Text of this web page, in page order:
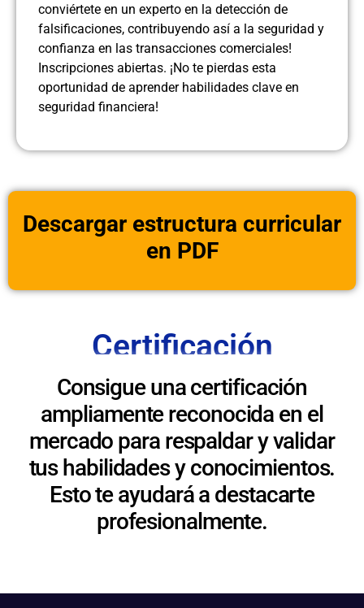
conviértete en un experto en la detección de
falsificaciones, contribuyendo así a la seguridad y
confianza en las transacciones comerciales!
Inscripciones abiertas. ¡No te pierdas esta
oportunidad de aprender habilidades clave en
seguridad financiera!
Descargar estructura curricular
en PDF
Certificación
Consigue una certificación
ampliamente reconocida en el
mercado para respaldar y validar
tus habilidades y conocimientos.
Esto te ayudará a destacarte
profesionalmente.